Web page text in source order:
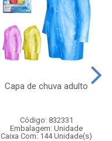
Capa de chuva adulto
Código: 832331
Embalagem: Unidade
Caixa Com: 144 Unidade(s)